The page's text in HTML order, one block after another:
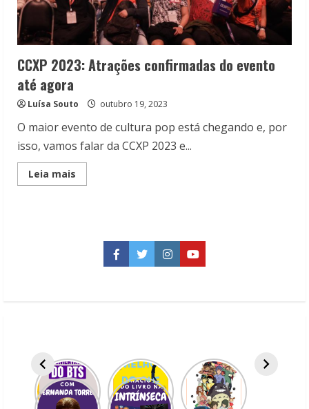
CCXP 2023: Atrações confirmadas do evento
até agora
Luísa Souto outubro 19, 2023
O maior evento de cultura pop está chegando e, por
isso, vamos falar da CCXP 2023 e...
Leia mais
more
agora
Facebook
TwitterInstagramYouTube